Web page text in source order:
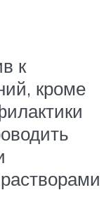
к
кроме